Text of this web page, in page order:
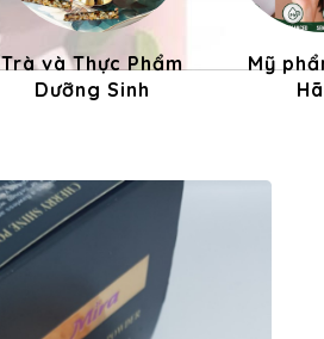
Trà và Thực Phẩm
Dưỡng Sinh
Mỹ